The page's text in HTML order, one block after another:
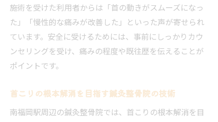
施術を受けた利用者からは「首の動きがスムーズになっ
た」「慢性的な痛みが改善した」といった声が寄せられ
ています。安全に受けるためには、事前にしっかりカウ
ンセリングを受け、痛みの程度や既往歴を伝えることが
ポイントです。
首こりの根本解消を目指す鍼灸整骨院の技術
南福岡駅周辺の鍼灸整骨院では、首こりの根本解消を目